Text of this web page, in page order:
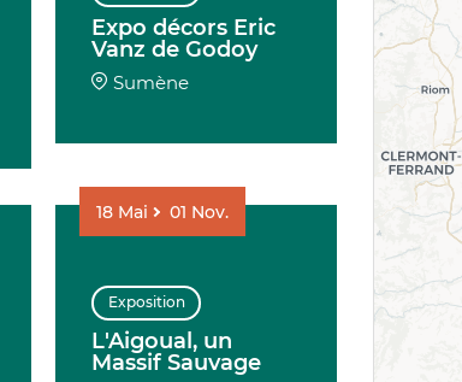
Expo décors Eric
Vanz de Godoy
Sumène
Exposition
L'Aigoual, un
Massif Sauvage
18 Mai 01 Nov.